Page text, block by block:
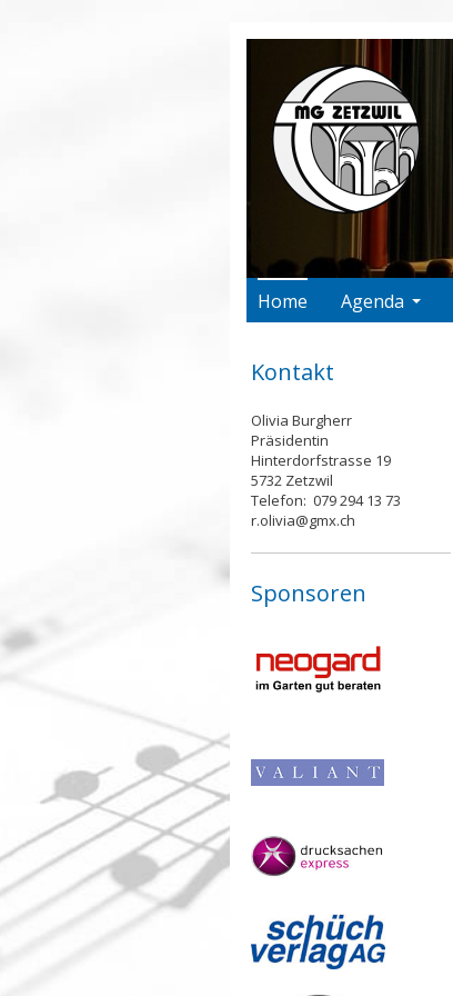
Home Agenda
Kontakt
Olivia Burgherr
Präsidentin
Hinterdorfstrasse 19
5732 Zetzwil
Telefon: 079 294 13 73
r.olivia@gmx.ch
Sponsoren